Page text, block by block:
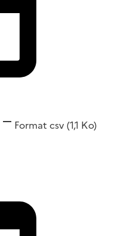
Format csv(1,1 Ko)